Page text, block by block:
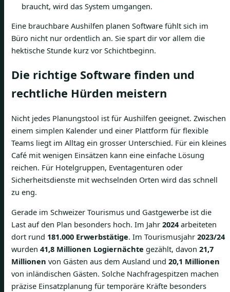
braucht, wird das System umgangen.
Eine brauchbare Aushilfen planen Software fühlt sich im
Büro nicht nur ordentlich an. Sie spart dir vor allem die
hektische Stunde kurz vor Schichtbeginn.
Die richtige Software finden und
rechtliche Hürden meistern
Nicht jedes Planungstool ist für Aushilfen geeignet. Zwischen
einem simplen Kalender und einer Plattform für flexible
Teams liegt im Alltag ein grosser Unterschied. Für ein kleines
Café mit wenigen Einsätzen kann eine einfache Lösung
reichen. Für Hotelgruppen, Eventagenturen oder
Sicherheitsdienste mit wechselnden Orten wird das schnell
zu eng.
Gerade im Schweizer Tourismus und Gastgewerbe ist die
Last auf den Plan besonders hoch. Im Jahr 2024 arbeiteten
dort rund 181.000 Erwerbstätige. Im Tourismusjahr 2023/24
wurden 41,8 Millionen Logiernächte gezählt, davon 21,7
Millionen von Gästen aus dem Ausland und 20,1 Millionen
von inländischen Gästen. Solche Nachfragespitzen machen
präzise Einsatzplanung für temporäre Kräfte besonders